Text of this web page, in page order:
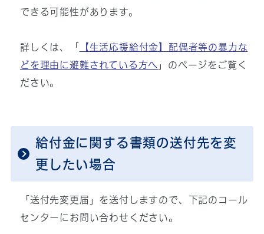
できる可能性があります。
詳しくは、「
【生活応援給付金】配偶者等の暴力な
どを理由に避難されている方へ 」のページをご覧く
ださい。
給付金に関する書類の送付先を変
更したい場合
「送付先変更届」を送付しますので、下記のコール
センターにお問い合わせください。